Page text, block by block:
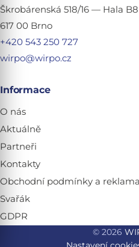
Škrobárenská 518/16 — Hala B8
617 00 Brno
+420 543 250 727
wirpo@wirpo.cz
Informace
O nás
Aktuálně
Partneři
Kontakty
Obchodní podmínky a
Svařák
GDPR
© 2026